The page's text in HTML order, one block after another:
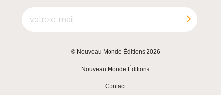
© Nouveau Monde Éditions 2026
Nouveau Monde Éditions
Contact